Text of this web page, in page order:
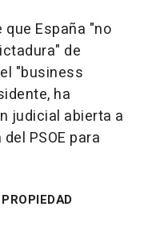
España "no
de
"business
ha
judicial abierta a
PSOE para